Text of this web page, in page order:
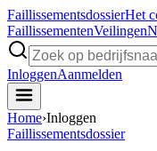
FaillissementsdossierHet
FaillissementenVeilingen
InloggenAanmelden
Home›Inloggen
Faillissementsdossier